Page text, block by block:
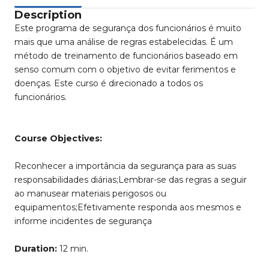
Description
Este programa de segurança dos funcionários é muito
mais que uma análise de regras estabelecidas. É um
método de treinamento de funcionários baseado em
senso comum com o objetivo de evitar ferimentos e
doenças. Este curso é direcionado a todos os
funcionários.
Course Objectives:
Reconhecer a importância da segurança para as suas
responsabilidades diárias;Lembrar-se das regras a seguir
ao manusear materiais perigosos ou
equipamentos;Efetivamente responda aos mesmos e
informe incidentes de segurança
Duration: 12 min.